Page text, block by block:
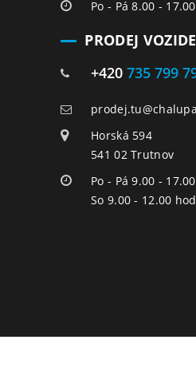
Po - Pá 8.00 -
PRODEJ
+420 735 799
Horská 594
541 02 Trutnov
Po - Pá 9.00 -
So 9.00 - 12.00